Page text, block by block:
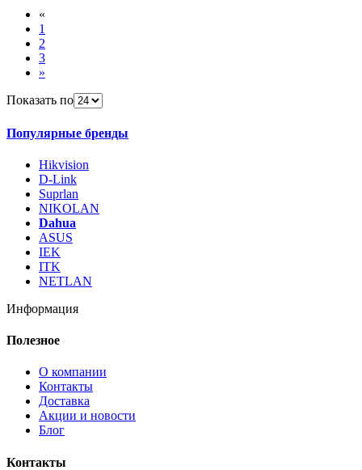
«
1
2
3
»
Показать по
Популярные бренды
Hikvision
D-Link
Suprlan
NIKOLAN
Dahua
ASUS
IEK
ITK
NETLAN
Информация
Полезное
О компании
Контакты
Доставка
Акции и новости
Блог
Контакты